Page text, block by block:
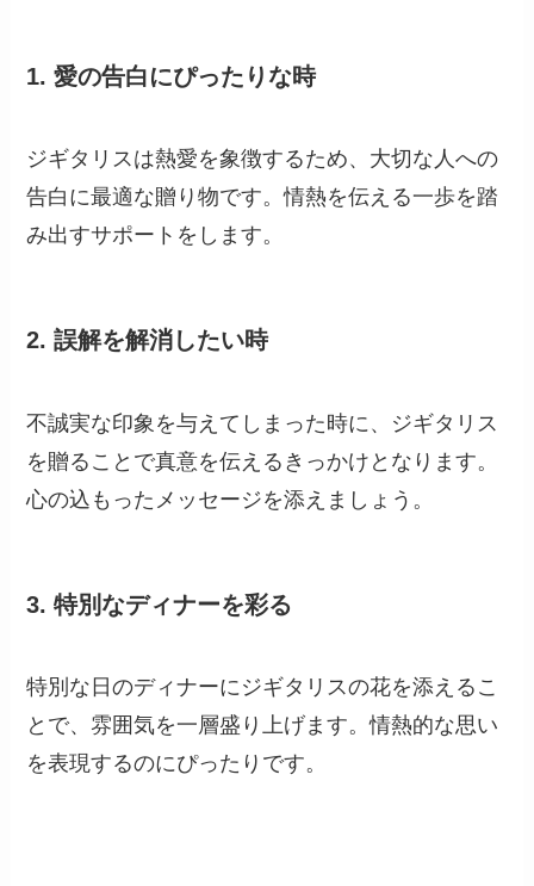
1.愛の告白にぴったりな時
ジギタリスは熱愛を象徴するため、大切な人への
告白に最適な贈り物です。情熱を伝える一歩を踏
み出すサポートをします。
2.誤解を解消したい時
不誠実な印象を与えてしまった時に、ジギタリス
を贈ることで真意を伝えるきっかけとなります。
心の込もったメッセージを添えましょう。
3.特別なディナーを彩る
特別な日のディナーにジギタリスの花を添えるこ
とで、雰囲気を一層盛り上げます。情熱的な思い
を表現するのにぴったりです。